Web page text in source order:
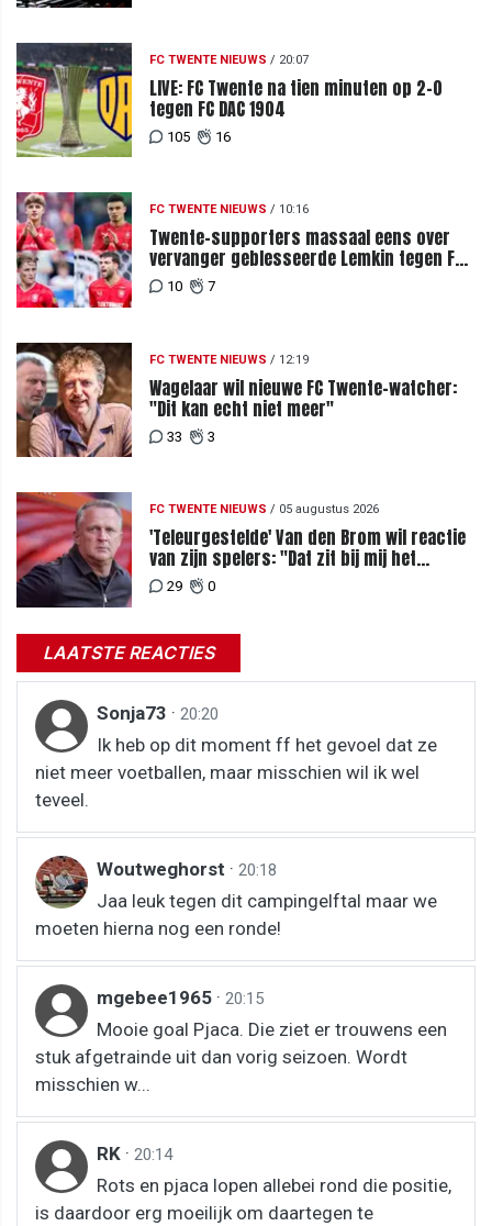
FC TWENTE NIEUWS / 20:07
LIVE: FC Twente na tien minuten op 2-0
tegen FC DAC 1904
105 16
FC TWENTE NIEUWS / 10:16
Twente-supporters massaal eens over
vervanger geblesseerde Lemkin tegen FC
DAC 04
10 7
FC TWENTE NIEUWS / 12:19
Wagelaar wil nieuwe FC Twente-watcher:
"Dit kan echt niet meer"
33 3
FC TWENTE NIEUWS / 05 augustus 2026
'Teleurgestelde' Van den Brom wil reactie
van zijn spelers: "Dat zit bij mij het
meeste diep"
29 0
LAATSTE REACTIES
Sonja73 · 20:20
Ik heb op dit moment ff het gevoel dat ze
niet meer voetballen, maar misschien wil ik wel
teveel.
Woutweghorst · 20:18
Jaa leuk tegen dit campingelftal maar we
moeten hierna nog een ronde!
mgebee1965 · 20:15
Mooie goal Pjaca. Die ziet er trouwens een
stuk afgetrainde uit dan vorig seizoen. Wordt
misschien w...
RK · 20:14
Rots en pjaca lopen allebei rond die positie,
is daardoor erg moeilijk om daartegen te